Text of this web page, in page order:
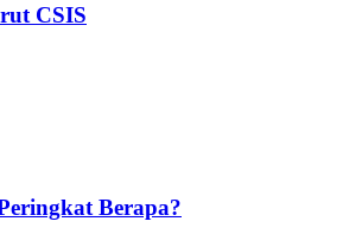
CSIS
Berapa?